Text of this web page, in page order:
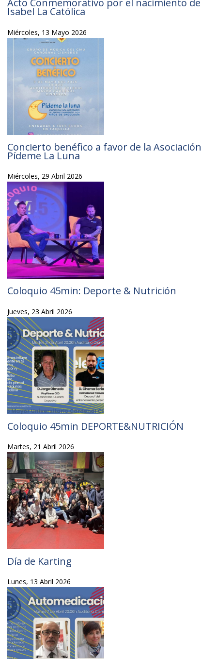
Acto Conmemorativo por el nacimiento de
Isabel La Católica
Miércoles, 13 Mayo 2026
Concierto benéfico a favor de la Asociación
Pídeme La Luna
Miércoles, 29 Abril 2026
Coloquio 45min: Deporte & Nutrición
Jueves, 23 Abril 2026
Coloquio 45min DEPORTE&NUTRICIÓN
Martes, 21 Abril 2026
Día de Karting
Lunes, 13 Abril 2026